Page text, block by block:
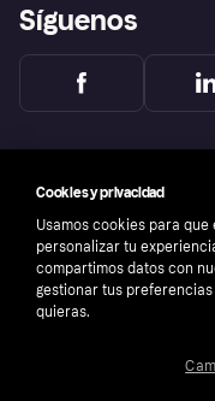
Síguenos
Cookies y privacidad
Usamos cookies para
personalizar tu
compartimos datos con
gestionar tus
quieras.